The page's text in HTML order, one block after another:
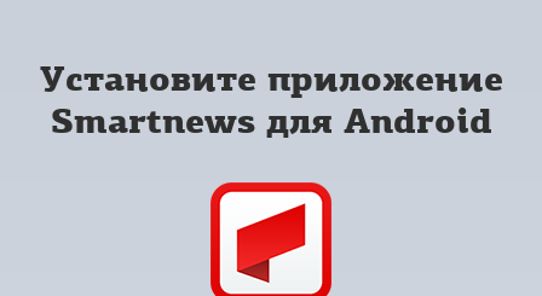
Установите приложение
Smartnews для Android